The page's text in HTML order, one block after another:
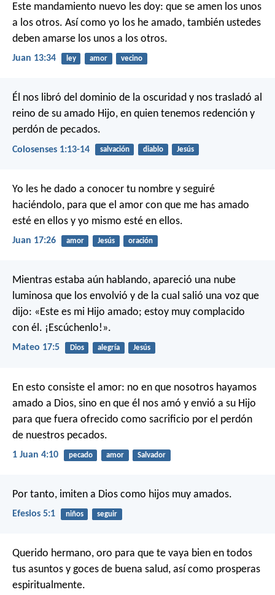
Este mandamiento nuevo les doy: que se amen los unos
a los otros. Así como yo los he amado, también ustedes
deben amarse los unos a los otros.
Juan 13:34 ley amor vecino
Él nos libró del dominio de la oscuridad y nos trasladó al
reino de su amado Hijo, en quien tenemos redención y
perdón de pecados.
Colosenses 1:13-14 salvación diablo Jesús
Yo les he dado a conocer tu nombre y seguiré
haciéndolo, para que el amor con que me has amado
esté en ellos y yo mismo esté en ellos.
Juan 17:26 amor Jesús oración
Mientras estaba aún hablando, apareció una nube
luminosa que los envolvió y de la cual salió una voz que
dijo: «Este es mi Hijo amado; estoy muy complacido
con él. ¡Escúchenlo!».
Mateo 17:5 Dios alegría Jesús
En esto consiste el amor: no en que nosotros hayamos
amado a Dios, sino en que él nos amó y envió a su Hijo
para que fuera ofrecido como sacrificio por el perdón
de nuestros pecados.
1 Juan 4:10 pecado amor Salvador
Por tanto, imiten a Dios como hijos muy amados.
Efesios 5:1 niños seguir
Querido hermano, oro para que te vaya bien en todos
tus asuntos y goces de buena salud, así como prosperas
espiritualmente.